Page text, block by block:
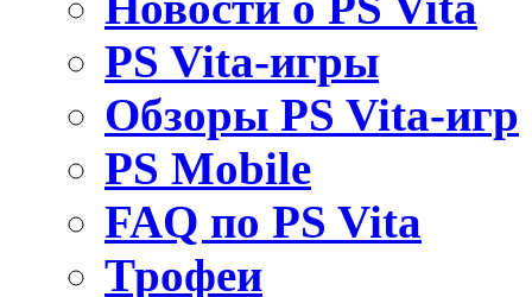
PS Vita-игры
Обзоры PS Vita-игр
PS Mobile
FAQ по PS Vita
Трофеи